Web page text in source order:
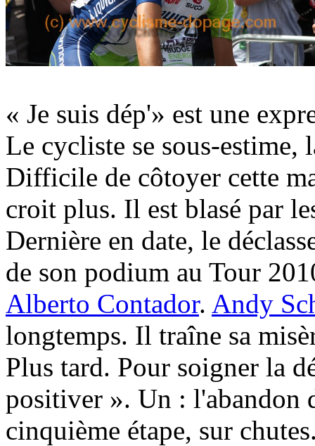
« Je suis dép'» est une
Le cycliste se sous-estime,
Difficile de côtoyer cette
croit plus. Il est blasé par
Dernière en date, le
de son podium au Tour
Alberto Contador. Andy
longtemps. Il traîne sa
Plus tard. Pour soigner la
positiver ». Un : l'abandon
cinquième étape, sur